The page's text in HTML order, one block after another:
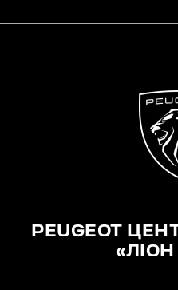
PEUGEOT